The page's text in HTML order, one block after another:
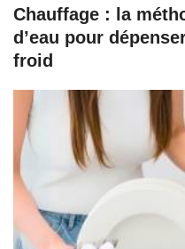
Chauffage : la
d’eau pour
froid